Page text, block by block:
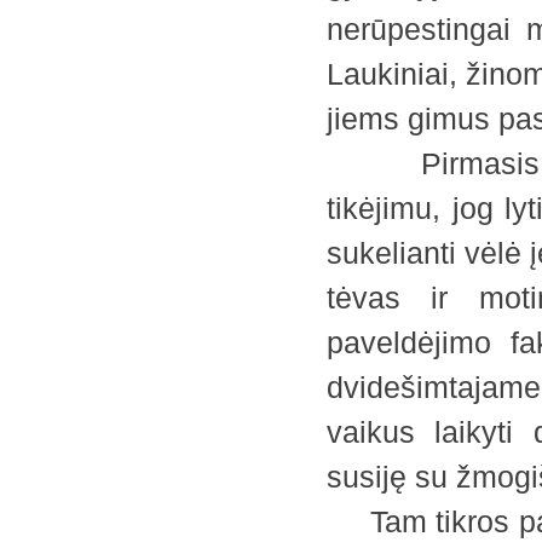
nerūpestingai
Laukiniai,
jiems gimus
Pirmasis
tikėjimu, jog
sukelianti vėlė
tėvas ir
paveldėjimo
vaikus laikyti
susiję su
Tam tikros